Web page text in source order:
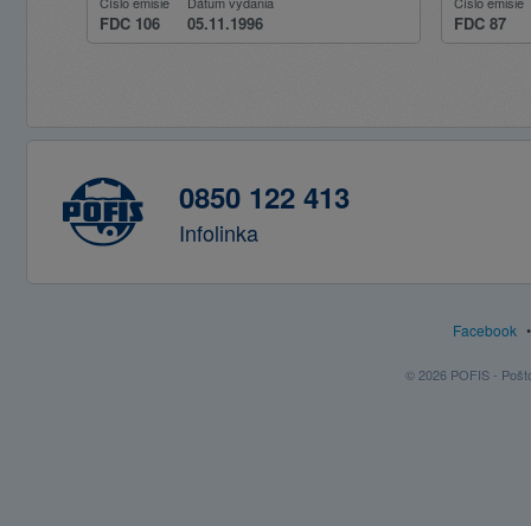
FDC 106 05.11.1996 FDC 87
0850 122 413
Infolinka
Facebook
© 2026 POFIS -